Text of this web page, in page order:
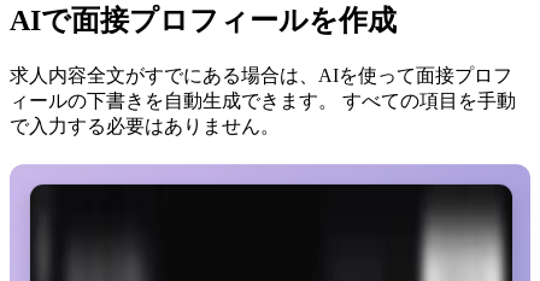
AIで面接プロフィールを作成
求人内容全文がすでにある場合は、AIを使って面接プロフ
ィールの下書きを自動生成できます。 すべての項目を手動
で入力する必要はありません。